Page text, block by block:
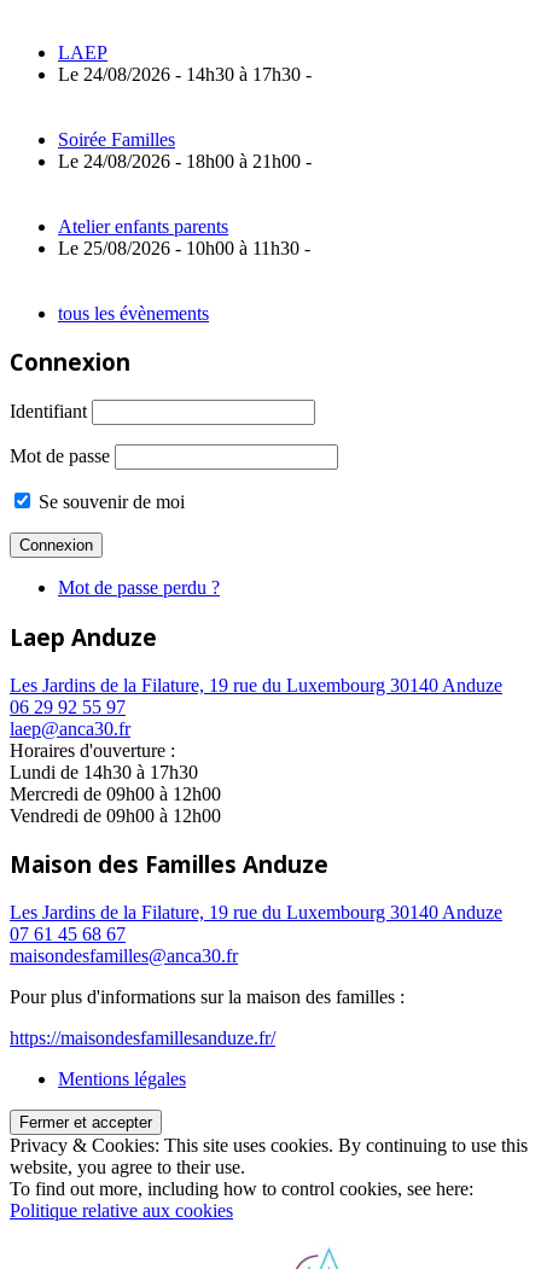
LAEP
Le 24/08/2026 - 14h30 à 17h30 -
Soirée Familles
Le 24/08/2026 - 18h00 à 21h00 -
Atelier enfants parents
Le 25/08/2026 - 10h00 à 11h30 -
tous les évènements
Connexion
Identifiant
Mot de passe
Se souvenir de moi
Mot de passe perdu ?
Laep Anduze
Les Jardins de la Filature, 19 rue du Luxembourg 30140 Anduze
06 29 92 55 97
laep@anca30.fr
Horaires d'ouverture :
Lundi de 14h30 à 17h30
Mercredi de 09h00 à 12h00
Vendredi de 09h00 à 12h00
Maison des Familles Anduze
Les Jardins de la Filature, 19 rue du Luxembourg 30140 Anduze
07 61 45 68 67
maisondesfamilles@anca30.fr
Pour plus d'informations sur la maison des familles :
https://maisondesfamillesanduze.fr/
Mentions légales
Privacy & Cookies: This site uses cookies. By continuing to use this
website, you agree to their use.
To find out more, including how to control cookies, see here:
Politique relative aux cookies